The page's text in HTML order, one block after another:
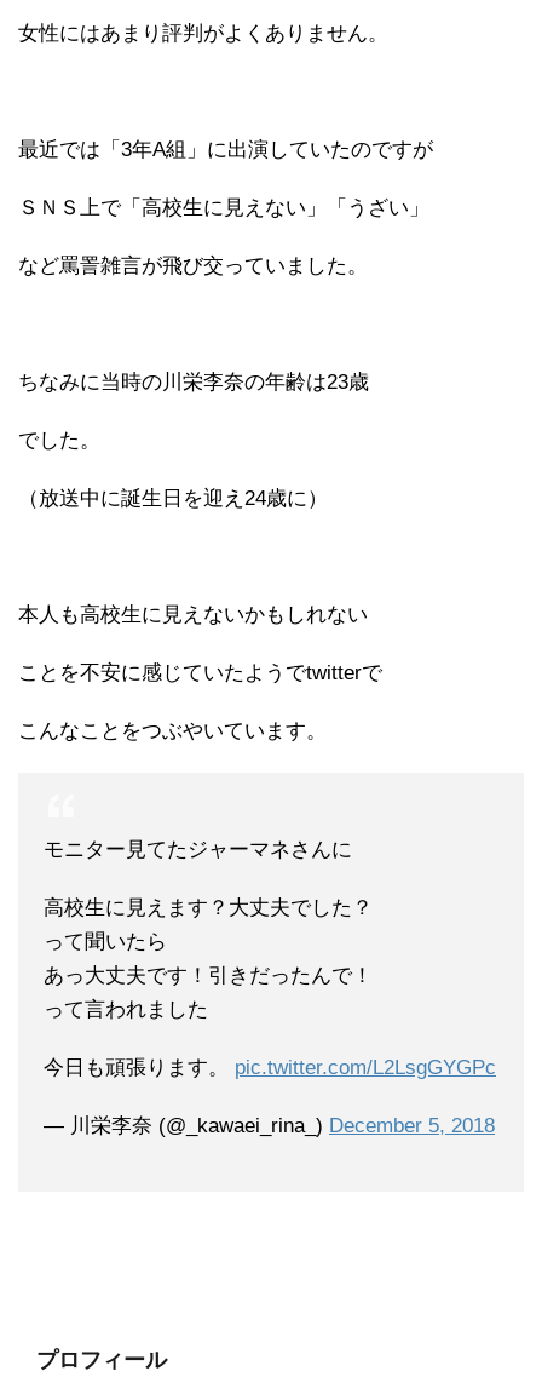
女性にはあまり評判がよくありません。
最近では「3年A組」に出演していたのですが
ＳＮＳ上で「高校生に見えない」「うざい」
など罵詈雑言が飛び交っていました。
ちなみに当時の川栄李奈の年齢は23歳
でした。
（放送中に誕生日を迎え24歳に）
本人も高校生に見えないかもしれない
ことを不安に感じていたようでtwitterで
こんなことをつぶやいています。
モニター見てたジャーマネさんに
高校生に見えます？大丈夫でした？
って聞いたら
あっ大丈夫です！引きだったんで！
って言われました
今日も頑張ります。 pic.twitter.com/L2LsgGYGPc
— 川栄李奈 (@_kawaei_rina_) December 5, 2018
プロフィール